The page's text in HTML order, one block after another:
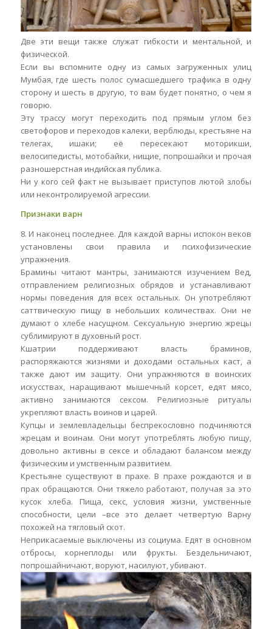
Две эти вещи также служат гибкости и ментальной, и
физической.
Если вы вспомните одну из самых загруженных улиц
Мумбая, где шесть полос сумасшедшего трафика в одну
сторону и шесть в другую, то вам будет понятно, о чем я
говорю.
Эту трассу могут переходить под прямым углом без
светофоров и переходов калеки, верблюды, крестьяне на
телегах, ишаки; её пересекают моторикши,
велосипедисты, мотобайки, нищие, попрошайки и прочая
разношерстная индийская публика.
Ни у кого сей факт не вызывает приступов лютой злобы
или неконтролируемой агрессии.
Признаки варн
8. И наконец последнее. Для каждой варны испокон веков
установлены свои правила и психофизические
упражнения.
Брамины читают мантры, занимаются изучением Вед,
отправлением религиозных обрядов и устанавливают
нормы поведения для всех остальных. Он употребляют
саттвическую пищу в небольших количествах. Они не
думают о хлебе насущном. Сексуальную энергию жрецы
сублимируют в духовный рост.
Кшатрии поддерживают власть браминов,
распоряжаются жизнями и доходами остальных каст, а
также дают им защиту. Они упражняются в воинских
искусствах, наращивают мышечный корсет, едят мясо,
активно занимаются сексом. Религиозные ритуалы
укрепляют власть воинов и царей.
Купцы и землевладельцы беспрекословно подчиняются
жрецам и воинам. Они могут употреблять любую пищу,
довольно активны в сексе и обладают балансом между
физическим и умственным развитием.
Крестьяне существуют в прахе. В прахе рождаются и в
прах обращаются. Они тяжело работают, получая за это
кусок хлеба. Пища, секс, условия жизни, умственные
способности, цели –все это делает четвертую Варну
похожей на тягловый скот.
Неприкасаемые выключены из социума. Едят в основном
отбросы, корнеплоды или фрукты. Бездельничают,
попрошайничают, воруют, насилуют, убивают.